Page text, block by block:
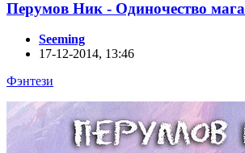
Перумов Ник - Одиночество
Seeming
17-12-2014, 13:46
Фэнтези